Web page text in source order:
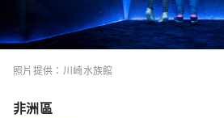
照片提供：川崎水族館
非洲區